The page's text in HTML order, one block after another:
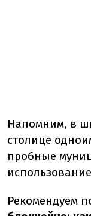
Напомним, в
столице
пробные
Рекомендуем